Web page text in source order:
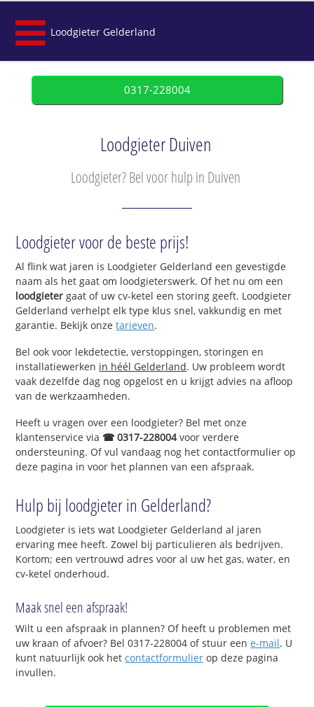
Loodgieter Gelderland
0317-228004
Loodgieter Duiven
Loodgieter? Bel voor hulp in Duiven
Loodgieter voor de beste prijs!
Al flink wat jaren is Loodgieter Gelderland een gevestigde
naam als het gaat om loodgieterswerk. Of het nu om een
loodgieter gaat of uw cv-ketel een storing geeft. Loodgieter
Gelderland verhelpt elk type klus snel, vakkundig en met
garantie. Bekijk onzetarieven.
Bel ook voor lekdetectie, verstoppingen, storingen en
installatiewerken in héél Gelderland. Uw probleem wordt
vaak dezelfde dag nog opgelost en u krijgt advies na afloop
van de werkzaamheden.
Heeft u vragen over een loodgieter? Bel met onze
klantenservice via ☎ 0317-228004voor verdere
ondersteuning. Of vul vandaag nog het contactformulier op
deze pagina in voor het plannen van een afspraak.
Hulp bij loodgieter in Gelderland?
Loodgieter is iets wat Loodgieter Gelderland al jaren
ervaring mee heeft. Zowel bij particulieren als bedrijven.
Kortom; een vertrouwd adres voor al uw het gas, water, en
cv-ketel onderhoud.
Maak snel een afspraak!
Wilt u een afspraak in plannen? Of heeft u problemen met
uw kraan of afvoer? Bel 0317-228004 of stuur eene-mail. U
kunt natuurlijk ook hetcontactformulier op deze pagina
invullen.